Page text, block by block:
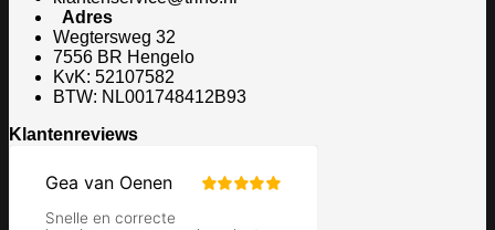
Adres
Wegtersweg 32
7556 BR Hengelo
KvK: 52107582
BTW: NL001748412B93
Klantenreviews